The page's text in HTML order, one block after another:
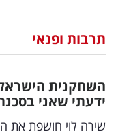
וצרכנות
דיגיטל
וטק
תרבות ופנאי
השחקנית
ידעתי שאני
שירה לוי חושפת את